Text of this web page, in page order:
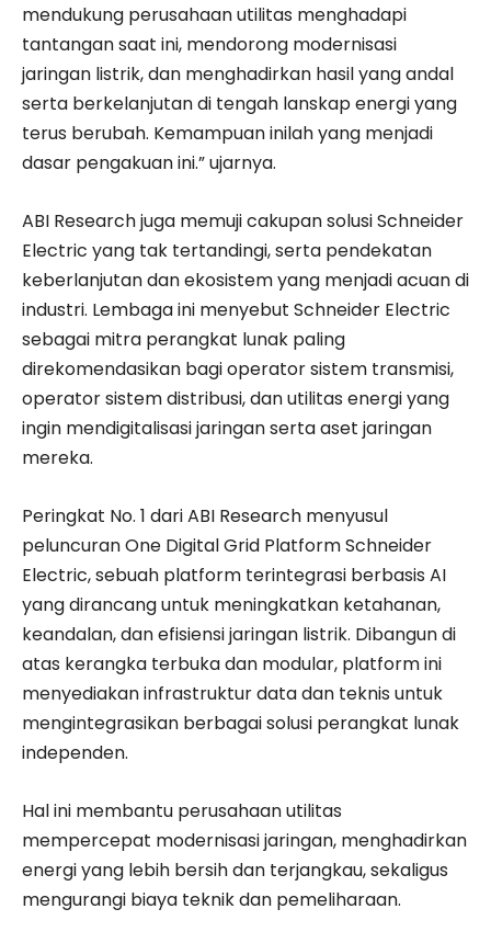
mendukung perusahaan utilitas menghadapi
tantangan saat ini, mendorong modernisasi
jaringan listrik, dan menghadirkan hasil yang andal
serta berkelanjutan di tengah lanskap energi yang
terus berubah. Kemampuan inilah yang menjadi
dasar pengakuan ini.” ujarnya.
ABI Research juga memuji cakupan solusi Schneider
Electric yang tak tertandingi, serta pendekatan
keberlanjutan dan ekosistem yang menjadi acuan di
industri. Lembaga ini menyebut Schneider Electric
sebagai mitra perangkat lunak paling
direkomendasikan bagi operator sistem transmisi,
operator sistem distribusi, dan utilitas energi yang
ingin mendigitalisasi jaringan serta aset jaringan
mereka.
Peringkat No. 1 dari ABI Research menyusul
peluncuran One Digital Grid Platform Schneider
Electric, sebuah platform terintegrasi berbasis AI
yang dirancang untuk meningkatkan ketahanan,
keandalan, dan efisiensi jaringan listrik. Dibangun di
atas kerangka terbuka dan modular, platform ini
menyediakan infrastruktur data dan teknis untuk
mengintegrasikan berbagai solusi perangkat lunak
independen.
Hal ini membantu perusahaan utilitas
mempercepat modernisasi jaringan, menghadirkan
energi yang lebih bersih dan terjangkau, sekaligus
mengurangi biaya teknik dan pemeliharaan.